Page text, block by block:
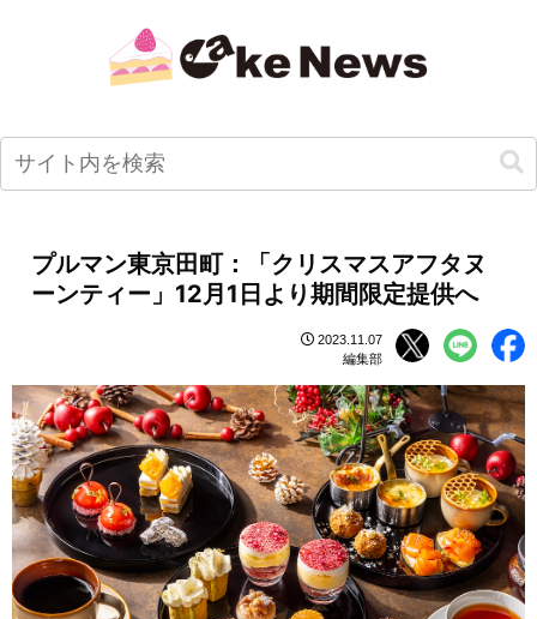
プルマン東京田町：「クリスマスアフタヌ
ーンティー」12月1日より期間限定提供へ
2023.11.07
編集部